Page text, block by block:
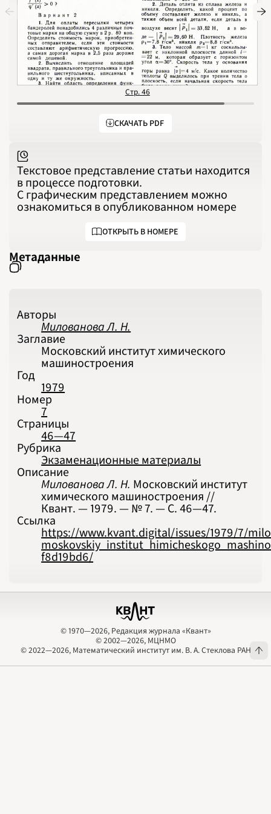
1993
1994
1995
1996
1997
1998
1999
2000
2001
2002
2003
2004
2006
2007
2012
2013
2014
2015
2016
2017
2018
2020
2021
© 1970—2026, Редакция журнала «Квант»
© 2002—2026, МЦНМО
© 2022—2026, Математический институт им. В. А. Стеклова РАН
Стр. 46
СКАЧАТЬ PDF
Текстовое представление статьи находится
в процессе подготовки.
С графическим представлением можно
ознакомиться в опубликованном номере
ОТКРЫТЬ В НОМЕРЕ
Метаданные
Авторы
Милованова Л. Н.
Заглавие
Московский институт химического
машиностроения
Год
1979
Номер
7
Страницы
46—47
Рубрика
Экзаменационные материалы
Описание
Милованова Л. Н. Московский институт
химического машиностроения //
Квант. — 1979. — № 7. — С. 46‍—‍47.
Ссылка
https://www.kvant.digital/issues/1979/7/
f8d19bd6/
© 1970—2026, Редакция журнала «Квант»
© 2002—2026, МЦНМО
© 2022—2026, Математический институт им. В. А. Стеклова РАН